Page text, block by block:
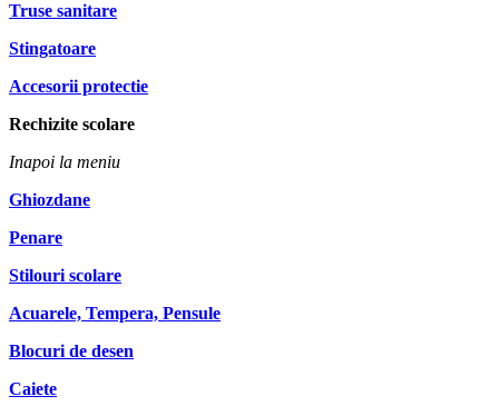
Truse sanitare
Stingatoare
Accesorii protectie
Rechizite scolare
Inapoi la meniu
Ghiozdane
Penare
Stilouri scolare
Acuarele, Tempera, Pensule
Blocuri de desen
Caiete